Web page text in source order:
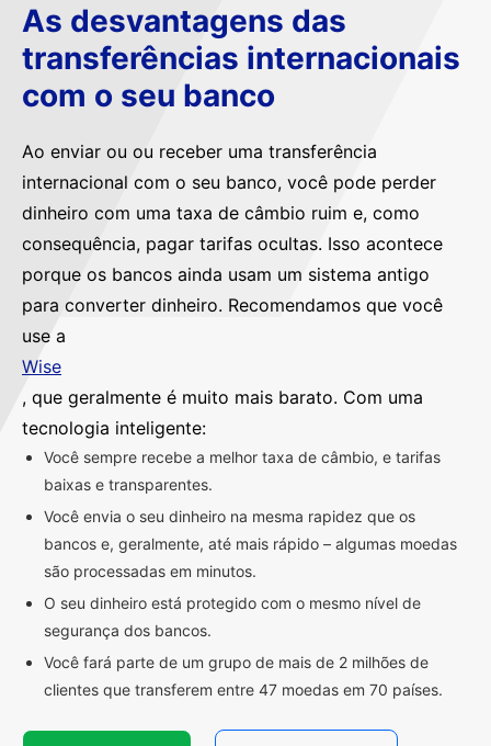
As desvantagens das
transferências internacionais
com o seu banco
Ao enviar ou ou receber uma transferência
internacional com o seu banco, você pode perder
dinheiro com uma taxa de câmbio ruim e, como
consequência, pagar tarifas ocultas. Isso acontece
porque os bancos ainda usam um sistema antigo
para converter dinheiro. Recomendamos que você
use a
Wise
, que geralmente é muito mais barato. Com uma
tecnologia inteligente:
Você sempre recebe a melhor taxa de câmbio, e tarifas
baixas e transparentes.
Você envia o seu dinheiro na mesma rapidez que os
bancos e, geralmente, até mais rápido – algumas moedas
são processadas em minutos.
O seu dinheiro está protegido com o mesmo nível de
segurança dos bancos.
Você fará parte de um grupo de mais de 2 milhões de
clientes que transferem entre 47 moedas em 70 países.